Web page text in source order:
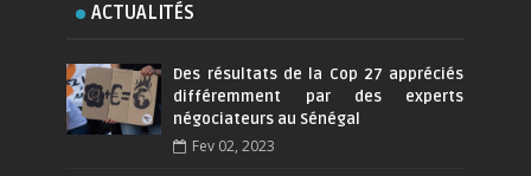
ACTUALITÉS
Des résultats de la Cop 27 appréciés
différemment par des experts
négociateurs au Sénégal
Fev 02, 2023